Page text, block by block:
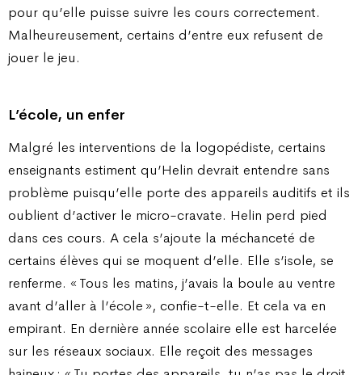
pour qu’elle puisse suivre les cours correctement.
Malheureusement, certains d’entre eux refusent de
jouer le jeu.
L’école, un enfer
Malgré les interventions de la logopédiste, certains
enseignants estiment qu’Helin devrait entendre sans
problème puisqu’elle porte des appareils auditifs et ils
oublient d’activer le micro-cravate. Helin perd pied
dans ces cours. A cela s’ajoute la méchanceté de
certains élèves qui se moquent d’elle. Elle s’isole, se
renferme. « Tous les matins, j’avais la boule au ventre
avant d’aller à l’école », confie-t-elle. Et cela va en
empirant. En dernière année scolaire elle est harcelée
sur les réseaux sociaux. Elle reçoit des messages